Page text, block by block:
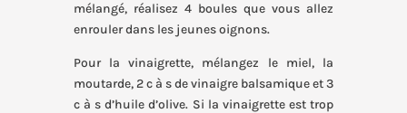
mélangé, réalisez 4 boules que vous allez
enrouler dans les jeunes oignons.
Pour la vinaigrette, mélangez le miel, la
moutarde, 2 c à s de vinaigre balsamique et 3
c à s d’huile d’olive. Si la vinaigrette est trop